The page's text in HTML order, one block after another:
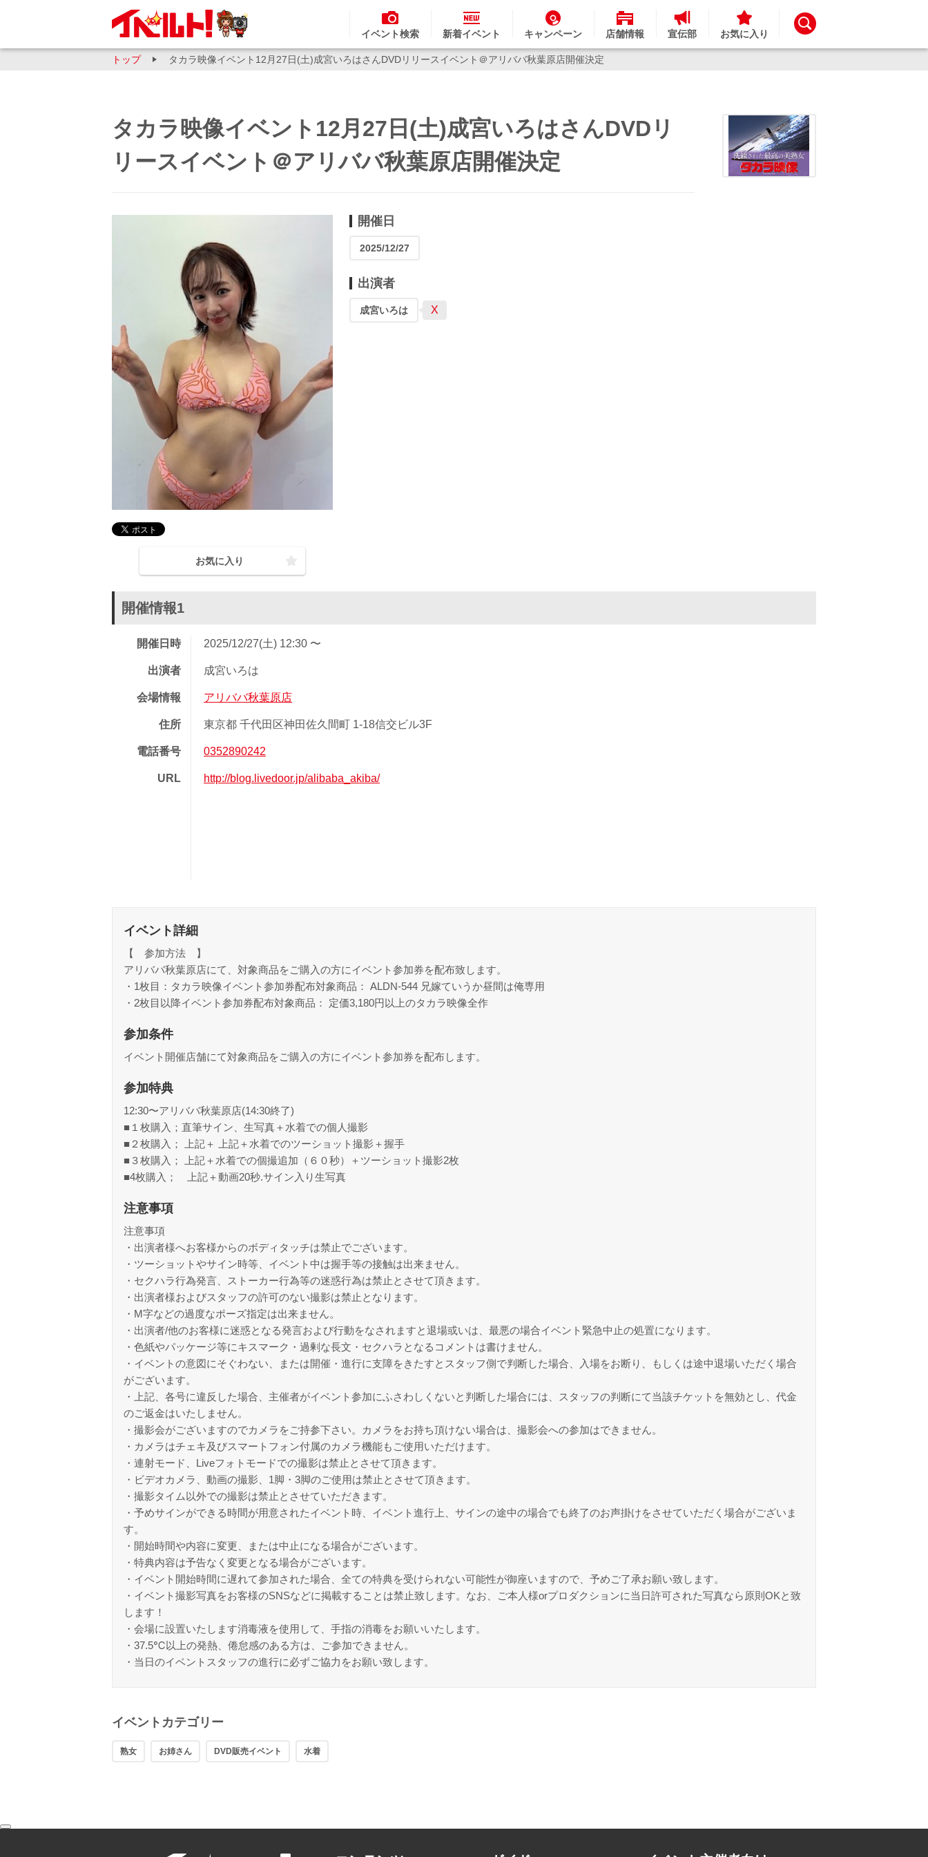
イベント検索 新着イベント キャンペーン 店舗情報 宣伝部 お気に入り
トップ タカラ映像イベント12月27日(土)成宮いろはさんDVDリリースイベント＠アリババ秋葉原店開催決定
タカラ映像イベント12月27日(土)成宮いろはさんDVDリ
リースイベント＠アリババ秋葉原店開催決定
お気に入り
開催日
2025/12/27
出演者
成宮いろは X
開催情報1
開催日時 2025/12/27(土) 12:30 〜
出演者 成宮いろは
会場情報 アリババ秋葉原店
住所 東京都 千代田区神田佐久間町 1-18信交ビル3F
電話番号 0352890242
URL http://blog.livedoor.jp/alibaba_akiba/
イベント詳細
【 参加方法 】
アリババ秋葉原店にて、対象商品をご購入の方にイベント参加券を配布致します。
・1枚目：タカラ映像イベント参加券配布対象商品： ALDN-544 兄嫁ていうか昼間は俺専用
・2枚目以降イベント参加券配布対象商品： 定価3,180円以上のタカラ映像全作
参加条件
イベント開催店舗にて対象商品をご購入の方にイベント参加券を配布します。
参加特典
12:30〜アリババ秋葉原店(14:30終了)
■１枚購入；直筆サイン、生写真＋水着での個人撮影
■２枚購入； 上記＋ 上記＋水着でのツーショット撮影＋握手
■３枚購入； 上記＋水着での個撮追加（６０秒）＋ツーショット撮影2枚
■4枚購入； 上記＋動画20秒.サイン入り生写真
注意事項
注意事項
・出演者様へお客様からのボディタッチは禁止でございます。
・ツーショットやサイン時等、イベント中は握手等の接触は出来ません。
・セクハラ行為発言、ストーカー行為等の迷惑行為は禁止とさせて頂きます。
・出演者様およびスタッフの許可のない撮影は禁止となります。
・M字などの過度なポーズ指定は出来ません。
・出演者/他のお客様に迷惑となる発言および行動をなされますと退場或いは、最悪の場合イベント緊急中止の処置になります。
・色紙やパッケージ等にキスマーク・過剰な長文・セクハラとなるコメントは書けません。
・イベントの意図にそぐわない、または開催・進行に支障をきたすとスタッフ側で判断した場合、入場をお断り、もしくは途中退場いただく場合
がございます。
・上記、各号に違反した場合、主催者がイベント参加にふさわしくないと判断した場合には、スタッフの判断にて当該チケットを無効とし、代金
のご返金はいたしません。
・撮影会がございますのでカメラをご持参下さい。カメラをお持ち頂けない場合は、撮影会への参加はできません。
・カメラはチェキ及びスマートフォン付属のカメラ機能もご使用いただけます。
・連射モード、Liveフォトモードでの撮影は禁止とさせて頂きます。
・ビデオカメラ、動画の撮影、1脚・3脚のご使用は禁止とさせて頂きます。
・撮影タイム以外での撮影は禁止とさせていただきます。
・予めサインができる時間が用意されたイベント時、イベント進行上、サインの途中の場合でも終了のお声掛けをさせていただく場合がございま
す。
・開始時間や内容に変更、または中止になる場合がございます。
・特典内容は予告なく変更となる場合がございます。
・イベント開始時間に遅れて参加された場合、全ての特典を受けられない可能性が御座いますので、予めご了承お願い致します。
・イベント撮影写真をお客様のSNSなどに掲載することは禁止致します。なお、ご本人様orプロダクションに当日許可された写真なら原則OKと致
します！
・会場に設置いたします消毒液を使用して、手指の消毒をお願いいたします。
・37.5℃以上の発熱、倦怠感のある方は、ご参加できません。
・当日のイベントスタッフの進行に必ずご協力をお願い致します。
イベントカテゴリー
熟女 お姉さん DVD販売イベント 水着